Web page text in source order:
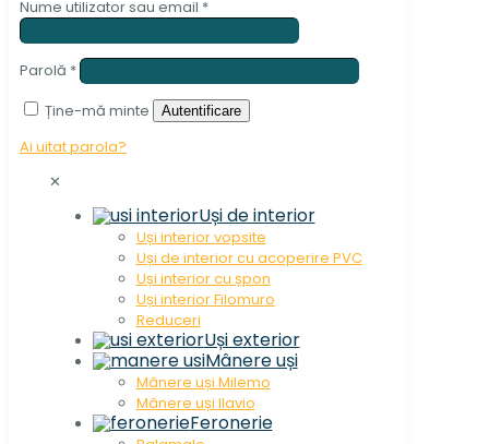
Nume utilizator sau email *
Parolă *
Ține-mă minte
Autentificare
Ai uitat parola?
✕
Uși de interior
Uși interior vopsite
Uși de interior cu acoperire PVC
Uși interior cu șpon
Uși interior Filomuro
Reduceri
Uși exterior
Mânere uși
Mânere uși Milemo
Mânere uși Ilavio
Feronerie